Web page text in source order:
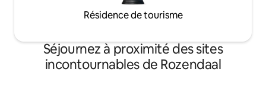
Résidence de tourisme
Séjournez à proximité des sites
incontournables de Rozendaal